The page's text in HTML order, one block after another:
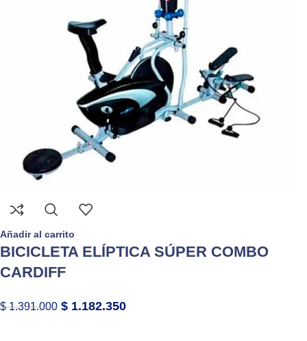
Añadir al carrito
BICICLETA ELÍPTICA SÚPER COMBO
CARDIFF
$1.391.000 $ 1.182.350